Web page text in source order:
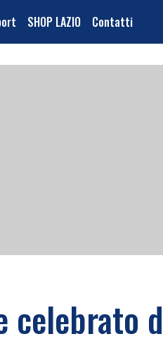
SHOP LAZIO Contatti
celebrato